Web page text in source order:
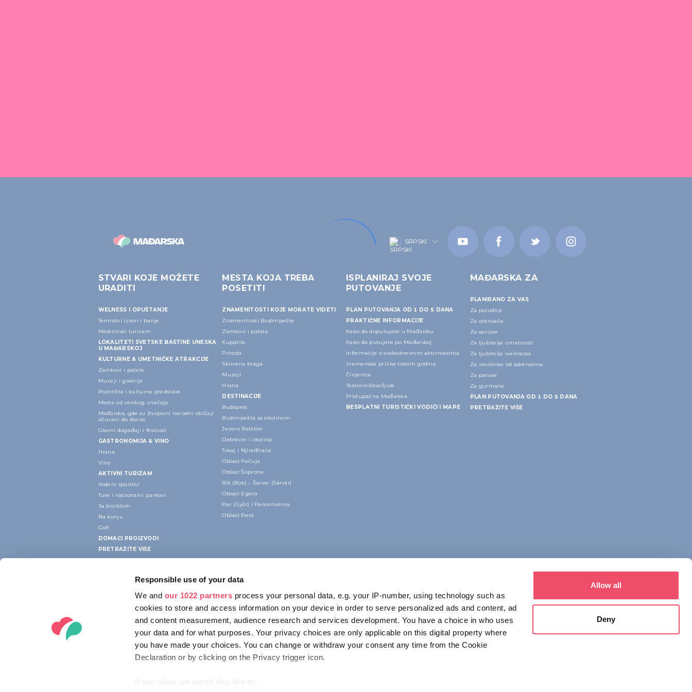
Responsible use of your data
We and our 1022 partners process your personal data, e.g. your IP-number, using technology such as
cookies to store and access information on your device in order to serve personalized ads and content, ad
and content measurement, audience research and services development. You have a choice in who uses
your data and for what purposes. Your privacy choices are only applicable on this digital property where
you have made your choices. You can change or withdraw your consent any time from the Cookie
Declaration or by clicking on the Privacy trigger icon.
If you allow, we would also like to:
Allow all
Deny
SRPSKI
STVARI KOJE MOŽETE
URADITI
WELNESS I OPUŠTANJE
Termalni izvori i banje
Medicinski turizam
LOKALITETI SVETSKE BAŠTINE UNESKA
U MAĐARSKOJ
KULTURNE & UMETNIČKE ATRAKCIJE
Zamkovi i palate
Muzeji i galerije
Pozorišta i kulturne predstave
Mesta od verskog značaja
Mađarska, gde su živopisni narodni običaji
očuvani do danas
Glavni događaji i festivali
GASTRONOMIJA & VINO
Hrana
Vino
AKTIVNI TURIZAM
Vodeni sportovi
Ture i nacionalni parkovi
Sa biciklom
Na konju
Golf
DOMAĆI PROIZVODI
PRETRAŽITE VIŠE
MESTA KOJA TREBA
POSETITI
ZNAMENITOSTI KOJE MORATE VIDETI
Znamenitosti Budimpešte
Zamkovi i palate
Kupatila
Priroda
Skrivena blaga
Muzeji
Hrana
DESTINACIJE
Budapest
Budimpešta sa okolinom
Jezero Balaton
Debrecin i okolina
Tokaj i Njiređhaza
Oblast Pečuja
Oblast Šoprona
Bik (Bük) – Šarvar (Sárvár)
Oblast Egera
Đer (Győr) i Panonhalma
Oblast Đera
ISPLANIRAJ SVOJE
PUTOVANJE
PLAN PUTOVANJA OD 1 DO 5 DANA
PRAKTIČNE INFORMACIJE
Kako da doputujete u Mađarsku
Kako da putujete po Mađarskoj
Informacije o svakodnevnim aktivnostima
Vremenske prilike tokom godine
Činjenice
Stanovništvo/ljudi
Pristupačna Mađarska
BESPLATNI TURISTIČKI VODIČI I MAPE
MAĐARSKA ZA
PLANIRANO ZA VAS
Za porodice
Za otkrivače
Za seniore
Za ljubitelje umetnosti
Za ljubitelje wellnessa
Za zavisnike od adrenalina
Za parove
Za gurmane
PLAN PUTOVANJA OD 1 DO 5 DANA
PRETRAŽITE VIŠE
KONTAKT
Alkotás utca 19